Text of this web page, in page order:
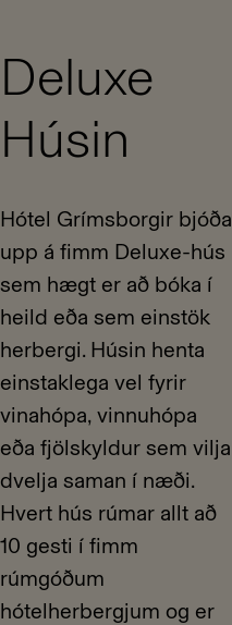
Deluxe
Húsin
Hótel Grímsborgir bjóða
upp á fimm Deluxe-hús
sem hægt er að bóka í
heild eða sem einstök
herbergi. Húsin henta
einstaklega vel fyrir
vinahópa, vinnuhópa
eða fjölskyldur sem vilja
dvelja saman í næði.
Hvert hús rúmar allt að
10 gesti í fimm
rúmgóðum
hótelherbergjum og er